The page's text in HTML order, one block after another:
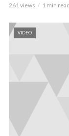
261 views 1 min read
VIDEO